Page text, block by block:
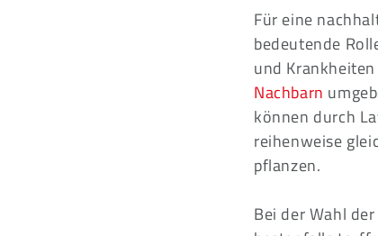
Für eine
bedeutende
und
Nachbarn
können durch
reihenweise
pflanzen.
Bei der Wahl